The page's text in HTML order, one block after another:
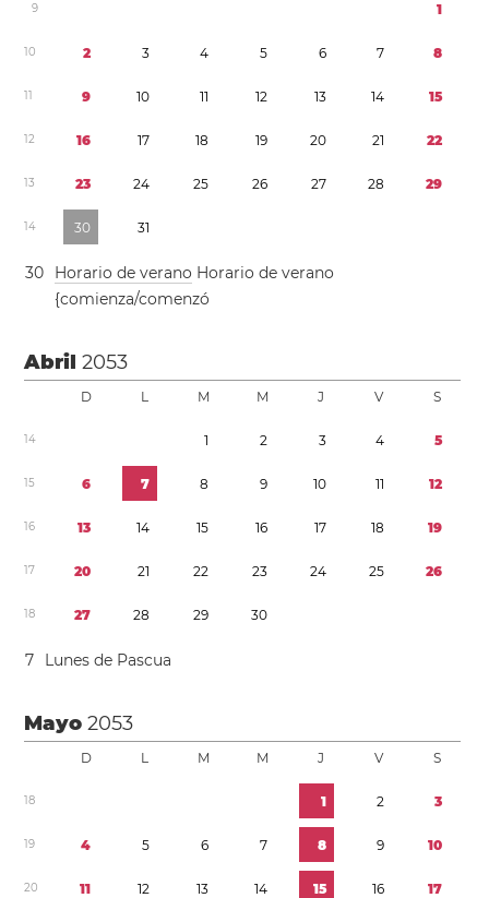
9 1
10 2 3 4 5 6 7 8
11 9 10 11 12 13 14 15
12 16 17 18 19 20 21 22
13 23 24 25 26 27 28 29
14 30 31
30 Horario de verano Horario de verano
{comienza/comenzó
Abril2053
D L M M J V S
14 1 2 3 4 5
15 6 7 8 9 10 11 12
16 13 14 15 16 17 18 19
17 20 21 22 23 24 25 26
18 27 28 29 30
7 Lunes de Pascua
Mayo2053
D L M M J V S
18 1 2 3
19 4 5 6 7 8 9 10
20 11 12 13 14 15 16 17